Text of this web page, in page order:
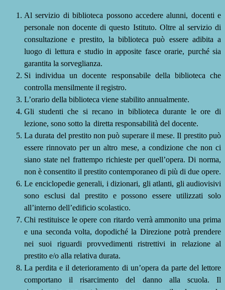
Al servizio di biblioteca possono accedere alunni, docenti e
personale non docente di questo Istituto. Oltre al servizio di
consultazione e prestito, la biblioteca può essere adibita a
luogo di lettura e studio in apposite fasce orarie, purché sia
garantita la sorveglianza.
Si individua un docente responsabile della biblioteca che
controlla mensilmente il registro.
L’orario della biblioteca viene stabilito annualmente.
Gli studenti che si recano in biblioteca durante le ore di
lezione, sono sotto la diretta responsabilità del docente.
La durata del prestito non può superare il mese. Il prestito può
essere rinnovato per un altro mese, a condizione che non ci
siano state nel frattempo richieste per quell’opera. Di norma,
non è consentito il prestito contemporaneo di più di due opere.
Le enciclopedie generali, i dizionari, gli atlanti, gli audiovisivi
sono esclusi dal prestito e possono essere utilizzati solo
all’interno dell’edificio scolastico.
Chi restituisce le opere con ritardo verrà ammonito una prima
e una seconda volta, dopodiché la Direzione potrà prendere
nei suoi riguardi provvedimenti ristrettivi in relazione al
prestito e/o alla relativa durata.
La perdita e il deterioramento di un’opera da parte del lettore
comportano il risarcimento del danno alla scuola. Il